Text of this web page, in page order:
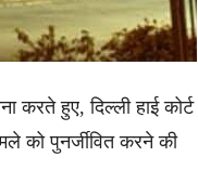
करते हुए, दिल्ली हाई कोर्ट
को पुनर्जीवित करने की